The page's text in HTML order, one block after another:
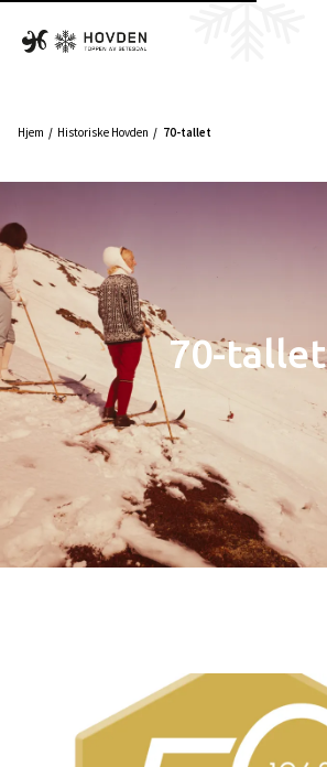
Hjem Historiske Hovden 70-tallet
70-tallet